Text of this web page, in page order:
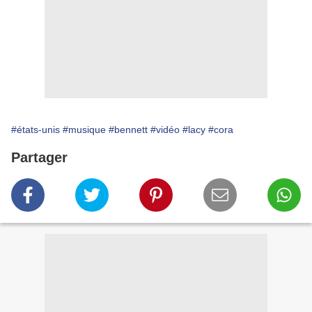
#états-unis #musique #bennett #vidéo #lacy #cora
Partager